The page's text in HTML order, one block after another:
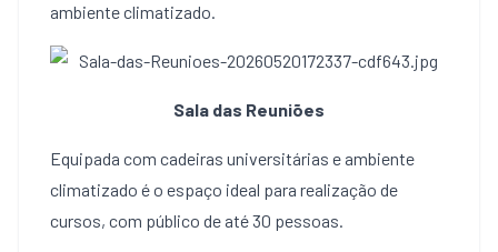
ambiente climatizado.
Sala das Reuniões
Equipada com cadeiras universitárias e ambiente
climatizado é o espaço ideal para realização de
cursos, com público de até 30 pessoas.